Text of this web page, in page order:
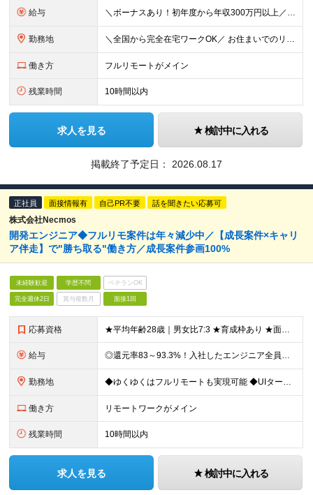
給与 ＼ボーナスあり！初年度から年収300万円以上／ ■月給25万円～35万円＋残業代全額支給＋各種手当＋賞与年1回 ◎経験・年齢・スキルなどを考慮し、できるだけ優遇します ◎試用期間中(3カ月)は契約社
勤務地 ＼全国から完全在宅ワークOK／ お住まいでのリモートワーク、または首都圏（東京・神奈川・埼玉・千葉）・大阪のプロジェクト先での勤務となります。 ★転勤はありません ★現在は80％以上が在宅勤務となっ
働き方 フルリモートがメイン
残業時間 10時間以内
求人を見る 検討中に入れる
掲載終了予定日： 2026.08.17
正社員 面接情報有 自己PR不要 話を聞きたい応募可
株式会社Necmos
開発エンジニア◆フルリモ案件は年々減少中／【成長案件×キャリ
ア伴走】で"勝ち取る"働き方／成長案件参画100%
未経験歓迎 学歴不問 ベテランOK
完全週休2日 賞与複数月 面接1回
応募資格 ★平均年齢28歳｜男女比7:3 ★育成枠あり ★面接1回スピード選考 ★20代～30代活躍中 ★学歴不問 【応募条件】 ◎経験者 何らかの開発・設計構築の経験をお持ちの方 └言語・業界・ジャンル不問
給与 ◎還元率83～93.3%！入社したエンジニア全員年収UP（平均160万円UP/平均月給45万円） ◎上昇還元率制・単価連動型⇒会社利益は最大10万円！残り全てを還元 ◎平均月単価は67万円 月給40
勤務地 ◆ゆくゆくはフルリモートも実現可能 ◆UIターン歓迎！転勤なし 【本社】 〒155-0032 東京都世田谷区代沢5-30-2 A＊G下北沢2F-2 ＼理想の働き方を実現／ ・在宅勤務と出社を自由に
働き方 リモートワークがメイン
残業時間 10時間以内
求人を見る 検討中に入れる